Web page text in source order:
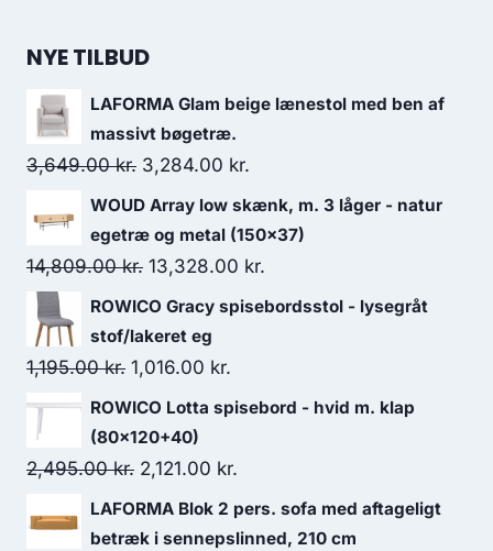
NYE TILBUD
LAFORMA Glam beige lænestol med ben af
massivt bøgetræ.
3,649.00kr. 3,284.00 kr.
WOUD Array low skænk, m. 3 låger - natur
egetræ og metal (150x37)
14,809.00kr. 13,328.00 kr.
ROWICO Gracy spisebordsstol - lysegråt
stof/lakeret eg
1,195.00kr. 1,016.00 kr.
ROWICO Lotta spisebord - hvid m. klap
(80x120+40)
2,495.00kr. 2,121.00 kr.
LAFORMA Blok 2 pers. sofa med aftageligt
betræk i sennepslinned, 210 cm